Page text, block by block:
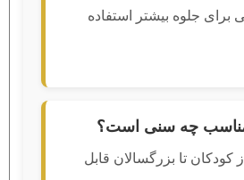
برای جلوه بیشتر استفاده
چه سنی است؟
کودکان تا بزرگسالان قابل